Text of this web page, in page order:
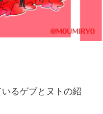
いるゲブとヌトの紹